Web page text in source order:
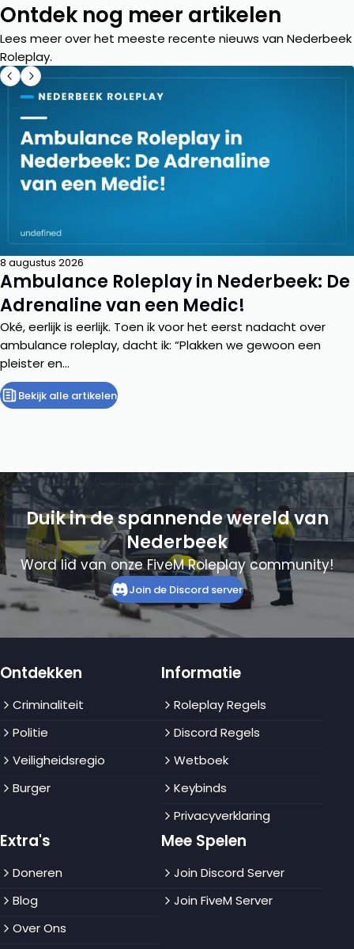
Ontdek nog meer artikelen
Lees meer over het meeste recente nieuws van Nederbeek
Roleplay.
8 augustus 2026
Ambulance Roleplay in Nederbeek: De
Adrenaline van een Medic!
Oké, eerlijk is eerlijk. Toen ik voor het eerst nadacht over
ambulance roleplay, dacht ik: “Plakken we gewoon een
pleister en...
Bekijk alle artikelen
Duik in de spannende wereld van
Nederbeek
Word lid van onze FiveM Roleplay community!
Join de Discord server
Ontdekken
Criminaliteit
Politie
Veiligheidsregio
Burger
Informatie
Roleplay Regels
Discord Regels
Wetboek
Keybinds
Privacyverklaring
Extra's
Doneren
Blog
Over Ons
Mee Spelen
Join Discord Server
Join FiveM Server